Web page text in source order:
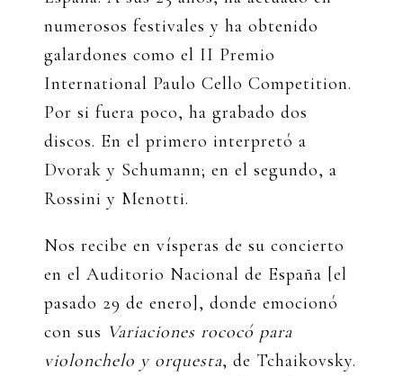
numerosos festivales y ha obtenido
galardones como el II Premio
International Paulo Cello Competition.
Por si fuera poco, ha grabado dos
discos. En el primero interpretó a
Dvorak y Schumann; en el segundo, a
Rossini y Menotti.
Nos recibe en vísperas de su concierto
en el Auditorio Nacional de España [el
pasado 29 de enero], donde emocionó
con sus Variaciones rococó para
violonchelo y orquesta, de Tchaikovsky.